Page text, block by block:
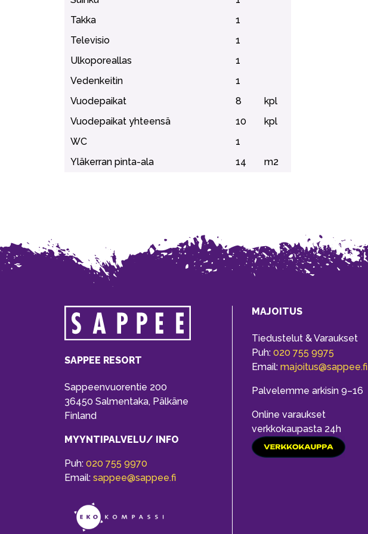
Takka
1
Televisio
1
Ulkoporeallas
1
Vedenkeitin
1
Vuodepaikat
8
kpl
Vuodepaikat yhteensä
10
kpl
WC
1
Yläkerran pinta-ala
14 m2
SAPPEE RESORT
Sappeenvuorentie 200
36450 Salmentaka, Pälkäne
Finland
MYYNTIPALVELU/ INFO
Puh: 020 755 9970
Email: sappee@sappee.fi
MAJOITUS
Tiedustelut & Varaukset
Puh: 020 755 9975
Email: majoitus@sappee.fi
Palvelemme arkisin 9–16
Online varaukset
verkkokaupasta 24h